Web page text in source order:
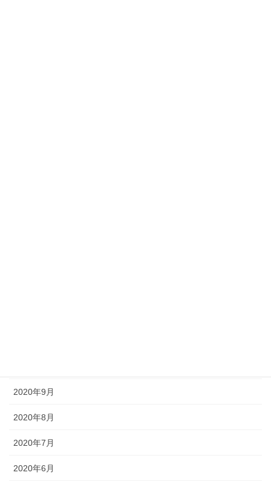
2020年9月
2020年8月
2020年7月
2020年6月